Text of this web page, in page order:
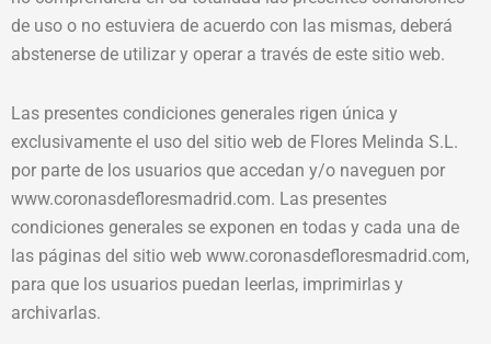
de uso o no estuviera de acuerdo con las mismas, deberá
abstenerse de utilizar y operar a través de este sitio web.
Las presentes condiciones generales rigen única y
exclusivamente el uso del sitio web de Flores Melinda S.L.
por parte de los usuarios que accedan y/o naveguen por
www.coronasdefloresmadrid.com. Las presentes
condiciones generales se exponen en todas y cada una de
las páginas del sitio web www.coronasdefloresmadrid.com,
para que los usuarios puedan leerlas, imprimirlas y
archivarlas.